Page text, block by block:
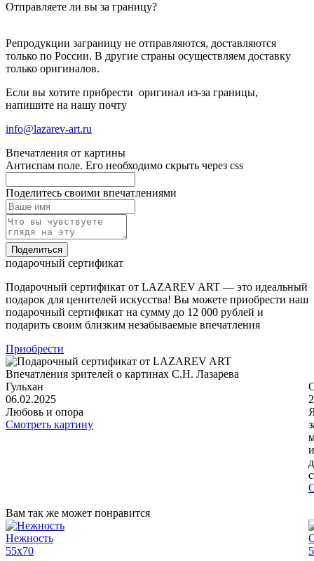
Отправляете ли вы за границу?
Репродукции заграницу не отправляются, доставляются
только по России. В другие страны осуществляем доставку
только оригиналов.
Если вы хотите прибрести оригинал из-за границы,
напишите на нашу почту
info@lazarev-art.ru
Впечатления от картины
Антиспам поле. Его необходимо скрыть через css
Поделитесь своими впечатлениями
Поделиться
подарочный сертификат
Подарочный сертификат от LAZAREV ART — это идеальный
подарок для ценителей искусства! Вы можете приобрести наш
подарочный сертификат на сумму до 12 000 рублей и
подарить своим близким незабываемые впечатления
Приобрести
Впечатления зрителей о картинах С.Н. Лазарева
Гульхан
06.02.2025
Любовь и опора
Смотреть картину
Вам так же может понравится
Нежность
55x70